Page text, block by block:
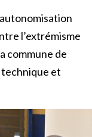
l’extrémisme
commune de
technique et